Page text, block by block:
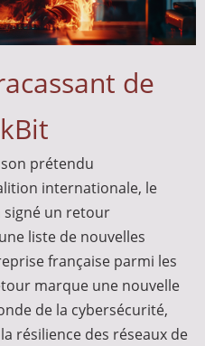
de
prétendu
internationale, le
signé un retour
liste de nouvelles
française parmi les
marque une nouvelle
de la cybersécurité,
résilience des réseaux de